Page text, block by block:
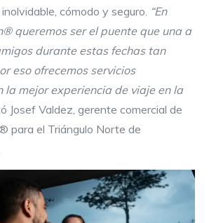
cómodo y seguro. “En
queremos ser el puente que una a
durante estas fechas tan
eso ofrecemos servicios
mejor experiencia de viaje en la
Josef Valdez, gerente comercial de
para el Triángulo Norte de